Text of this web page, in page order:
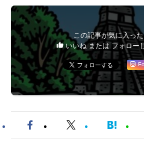
この記事が気に入った
いいね または フォロー